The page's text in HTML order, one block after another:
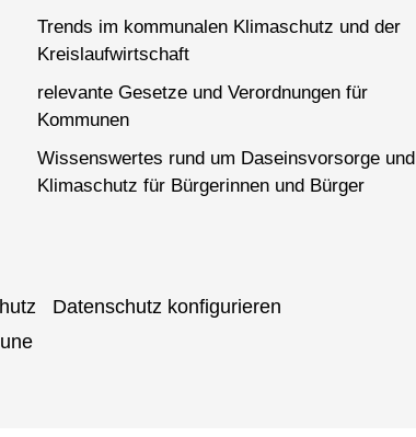
Trends im kommunalen Klimaschutz und der
Kreislaufwirtschaft
relevante Gesetze und Verordnungen für
Kommunen
Wissenswertes rund um Daseinsvorsorge und
Klimaschutz für Bürgerinnen und Bürger
Datenschutz konfigurieren